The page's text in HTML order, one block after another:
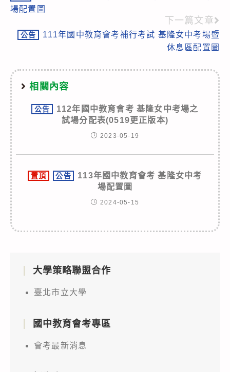
場配置圖
下一篇文章
公告
111年國中教育會考補行考試 基隆女中考場暨
休息區配置圖
相關內容
公告
112年國中教育會考 基隆女中考場之
試場分配表(0519更正版本)
2023-05-19
置頂 公告
113年國中教育會考 基隆女中考
場配置圖
2024-05-15
大學策略聯盟合作
臺北市立大學
國中教育會考專區
會考最新消息